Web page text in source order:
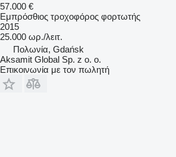
57.000 €
Εμπρόσθιος τροχοφόρος φορτωτής
2015
25.000 ωρ./λειτ.
Πολωνία, Gdańsk
Aksamit Global Sp. z o. o.
Επικοινωνία με τον πωλητή